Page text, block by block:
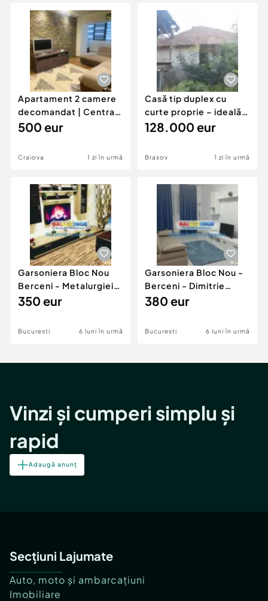
Servicii
Animale de companie
Afaceri și echipamente profesionale
Inchiriere Bunuri si Vehicule
Utilaje agricole si industriale
Piese auto si accesorii
Dacia Duster
Apartament 2 camere
decomandat | Centrală
proprie | 60 mp |
500 eur
Craiova 1 zi în urmă
Casă tip duplex cu
curte proprie – ideală
pentru renovar
128.000 eur
Brasov 1 zi în urmă
Garsoniera Bloc Nou
Berceni - Metalurgiei
Park - Postalionul
350 eur
Bucuresti 6 luni în urmă
Garsoniera Bloc Nou -
Berceni - Dimitrie
Leonida
380 eur
Bucuresti 6 luni în urmă
Vinzi și cumperi simplu și
rapid
Adaugă anunț
Secțiuni Lajumate
Auto, moto și ambarcațiuni
Imobiliare